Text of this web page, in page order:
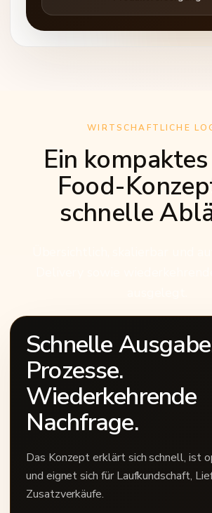
WIRTSCHAFTLICHE
Ein
Food-
schnelle
Schnelle
Prozesse.
Wiederkehrende
Nachfrage.
Das Konzept erklärt sich schnell, ist
und eignet sich für Laufkundschaft,
Zusatzverkäufe.